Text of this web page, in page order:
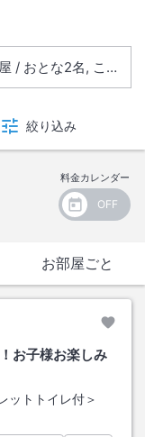
日、２日の５日間とな
絞り込み
料金カレンダー
お部屋ごと
お子様お楽しみ
ットトイレ付＞